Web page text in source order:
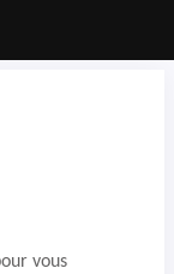
vous